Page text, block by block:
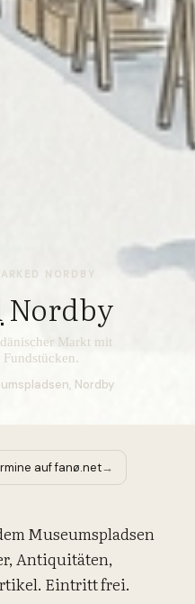
NORDBY
Nordby
Markt mit
Nordby
auf fanø.net→
Museumspladsen
Antiquitäten,
Eintritt frei.